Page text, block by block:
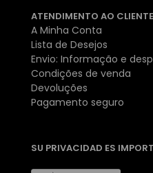
ATENDIMENTO AO CLIENTE
A Minha Conta
Lista de Desejos
Envio: Informação e
Condições de venda
Devoluções
Pagamento seguro
SU PRIVACIDAD ES